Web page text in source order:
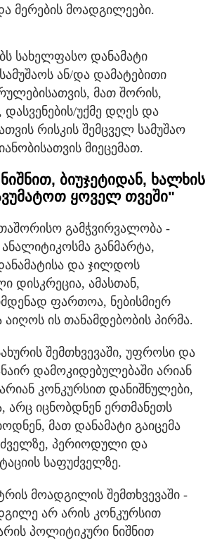
მერების მოადგილეები.
სახელფასო დანამატი
ან/და დამატებითი
მათ შორის,
დასვენების/უქმე დღეს და
რისკის შემცველ სამუშაო
მიეცემათ.
ბიუჯეტიდან, ხალხის
ყოველ თვეში"
გამჭვირვალობა -
განმარტა,
და ჯილდოს
დისკრეცია, ამასთან,
ფართოა, ნებისმიერ
აიღოს ის თანამდებობის პირმა.
შემთხვევაში, უფროსი და
დამოკიდებულებაში არიან
კონკურსით დანიშნულები,
არც იცნობდნენ ერთმანეთს
მათ დანამატი გაიცემა
პერიოდული და
საფუძველზე.
მოადგილის შემთხვევაში -
არ არის კონკურსით
პოლიტიკური ნიშნით